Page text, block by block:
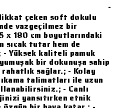
-
çeken soft dokulu
vazgeçilmez bir
x 180 cm boyutlarındaki
sıcak tutar hem de
- Yüksek kaliteli pamuk
bir dokunuşa sahip
sağlar.; - Kolay
talimatları ile uzun
- Canlı
yansıtırken etnik